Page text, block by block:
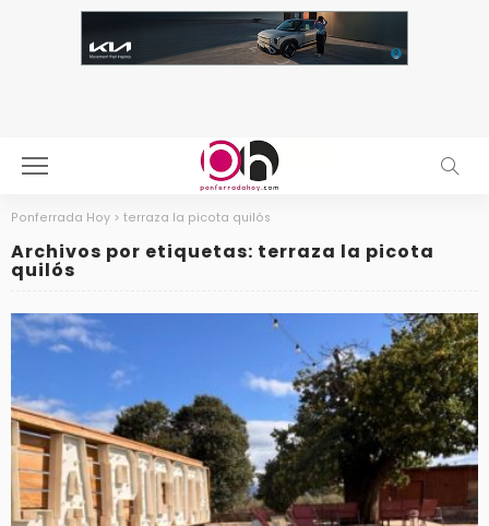
Ponferrada Hoy > terraza la picota quilós
Archivos por etiquetas: terraza la picota
quilós